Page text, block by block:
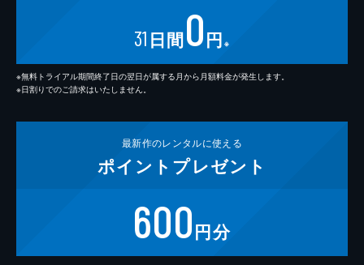
31 日間0円 ※
※無料トライアル期間終了日の翌日が属する月から月額料金が発生します。
※日割りでのご請求はいたしません。
最新作のレンタルに使える
ポイント プレゼント
600円分